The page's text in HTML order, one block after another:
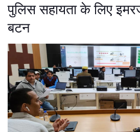
पुलिस सहायता के लिए
बटन